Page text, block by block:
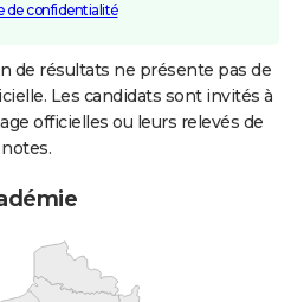
de confidentialité
de résultats ne présente pas de
Les candidats sont invités à
officielles ou leurs relevés de
notes.